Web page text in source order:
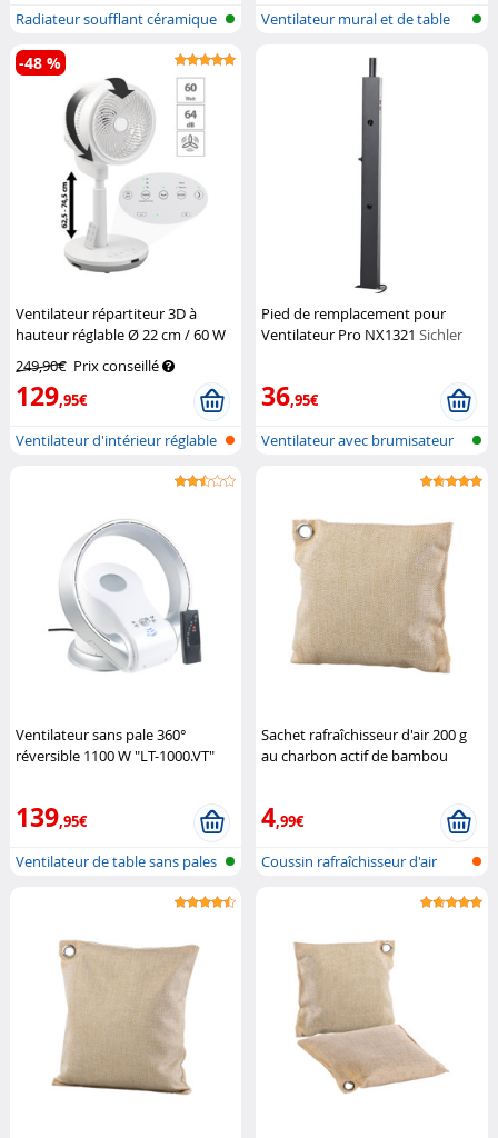
Radiateur soufflant céramique
avec...
Ventilateur mural et de table
Ventilateur répartiteur 3D à
hauteur réglable Ø 22 cm / 60 W
Sichler Haushaltsgeräte
249,90€ Prix conseillé
129,95€
-48 %
Ventilateur d'intérieur réglable
Pied de remplacement pour
Ventilateur Pro NX1321Sichler
36,95€
Ventilateur avec brumisateur
Ventilateur sans pale 360°
réversible 1100 W "LT-1000.VT"
139,95€
Ventilateur de table sans pales
Sachet rafraîchisseur d'air 200 g
au charbon actif de bambou
4,99€
Coussin rafraîchisseur d'air